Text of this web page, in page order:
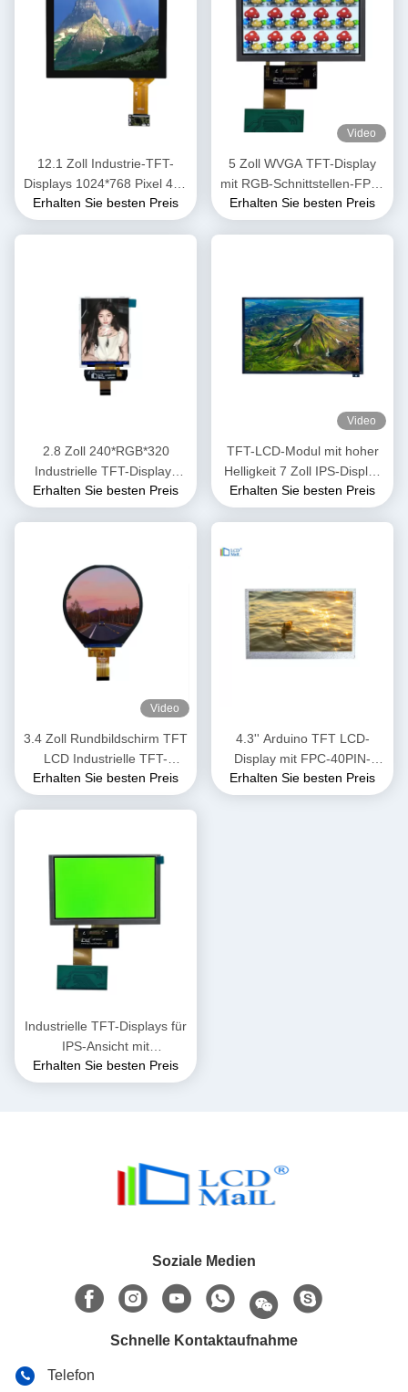
12.1 Zoll Industrie-TFT-
Displays 1024*768 Pixel 425
Nit Hohe Helligkeit
Erhalten Sie besten Preis
Video
5 Zoll WVGA TFT-Display
mit RGB-Schnittstellen-FPC-
Anschluss
Erhalten Sie besten Preis
2.8 Zoll 240*RGB*320
Industrielle TFT-Displays
Berührungsbildschirm LCD-
Displaymodul 250cd/M2
Erhalten Sie besten Preis
Video
TFT-LCD-Modul mit hoher
Helligkeit 7 Zoll IPS-Display
1800 Nits 1024x600
Erhalten Sie besten Preis
Video
3.4 Zoll Rundbildschirm TFT
LCD Industrielle TFT-
Displays 800x800 Punkte
Für Handheld-Geräte
Erhalten Sie besten Preis
4.3'' Arduino TFT LCD-
Display mit FPC-40PIN-
Verbindung 250cd/M2
Helligkeit
Erhalten Sie besten Preis
Industrielle TFT-Displays für
IPS-Ansicht mit
benutzerdefiniertem RTP /
CTP-Touchpanel
Erhalten Sie besten Preis
Soziale Medien
Schnelle Kontaktaufnahme
Telefon